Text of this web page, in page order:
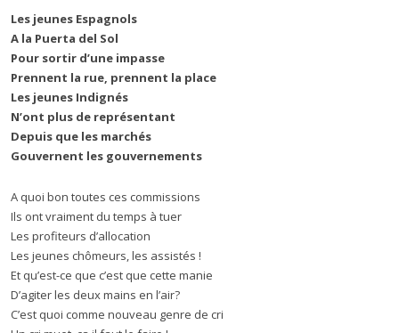
Les jeunes Espagnols
A la Puerta del Sol
Pour sortir d’une impasse
Prennent la rue, prennent la place
Les jeunes Indignés
N’ont plus de représentant
Depuis que les marchés
Gouvernent les gouvernements
A quoi bon toutes ces commissions
Ils ont vraiment du temps à tuer
Les profiteurs d’allocation
Les jeunes chômeurs, les assistés !
Et qu’est-ce que c’est que cette manie
D’agiter les deux mains en l’air?
C’est quoi comme nouveau genre de cri